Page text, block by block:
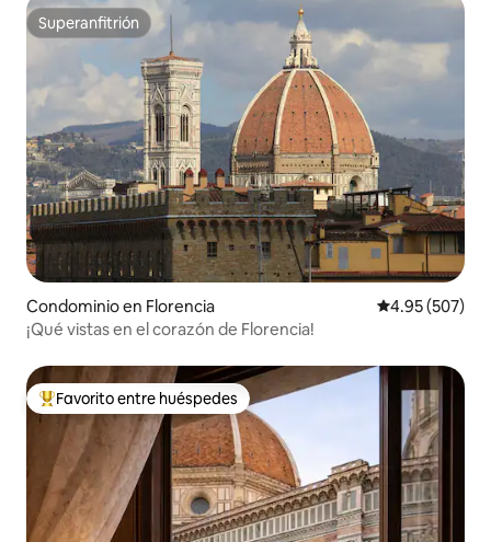
Superanfitrión
Superanfitrión
Condominio en Florencia Calificación
4.95 (507)
¡Qué vistas en el corazón de Florencia!
De los mejores en Favorito entre huéspedes
Favorito entre huéspedes